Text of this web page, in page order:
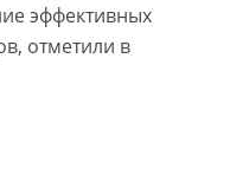
эффективных
отметили в